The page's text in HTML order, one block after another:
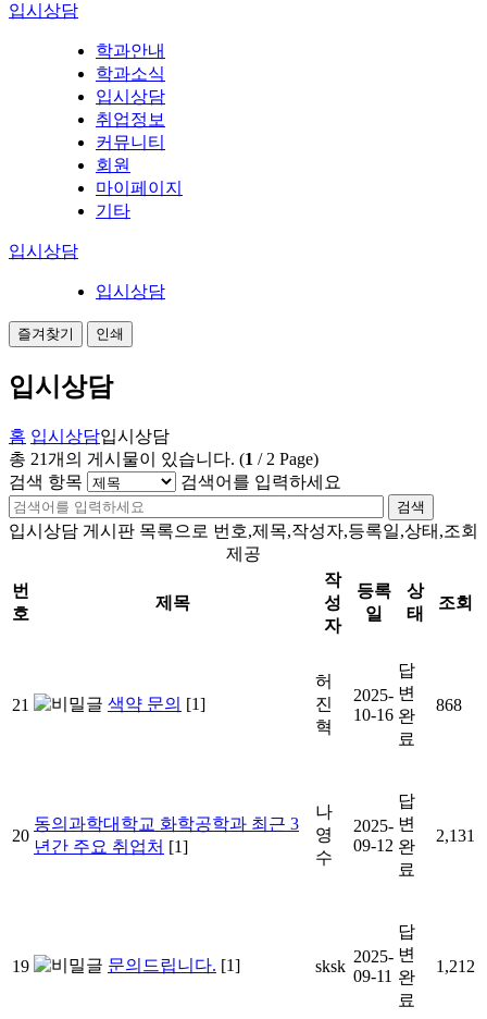
입시상담
학과안내
학과소식
입시상담
취업정보
커뮤니티
회원
마이페이지
기타
입시상담
입시상담
즐겨찾기 인쇄
입시상담
홈 입시상담입시상담
총 21개의 게시물이 있습니다. (1 / 2 Page)
검색 항목
검색어를 입력하세요
검색
입시상담 게시판 목록으로 번호,제목,작성자,등록일,상태,조회
제공
번
호
제목
작
성
자
등록
일
상
태
조회
21 색약 문의 [1]
허
진
혁
2025-
10-16
답
변
완
료
868
20
동의과학대학교 화학공학과 최근 3
년간 주요 취업처 [1]
나
영
수
2025-
09-12
답
변
완
료
2,131
19 문의드립니다. [1] sksk
2025-
09-11
답
변
완
료
1,212